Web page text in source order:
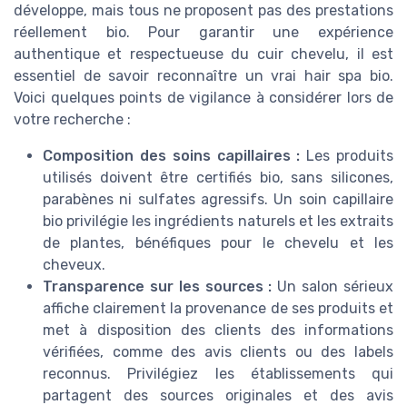
développe, mais tous ne proposent pas des prestations
réellement bio. Pour garantir une expérience
authentique et respectueuse du cuir chevelu, il est
essentiel de savoir reconnaître un vrai hair spa bio.
Voici quelques points de vigilance à considérer lors de
votre recherche :
Composition des soins capillaires : Les produits
utilisés doivent être certifiés bio, sans silicones,
parabènes ni sulfates agressifs. Un soin capillaire
bio privilégie les ingrédients naturels et les extraits
de plantes, bénéfiques pour le chevelu et les
cheveux.
Transparence sur les sources : Un salon sérieux
affiche clairement la provenance de ses produits et
met à disposition des clients des informations
vérifiées, comme des avis clients ou des labels
reconnus. Privilégiez les établissements qui
partagent des sources originales et des avis